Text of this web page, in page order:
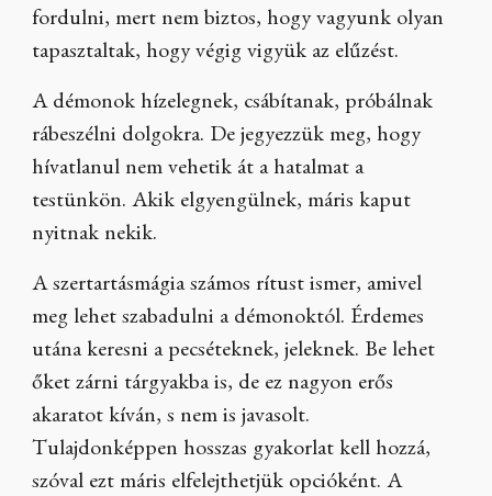
fordulni, mert nem biztos, hogy vagyunk olyan
tapasztaltak, hogy végig vigyük az elűzést.
A démonok hízelegnek, csábítanak, próbálnak
rábeszélni dolgokra. De jegyezzük meg, hogy
hívatlanul nem vehetik át a hatalmat a
testünkön. Akik elgyengülnek, máris kaput
nyitnak nekik.
A szertartásmágia számos rítust ismer, amivel
meg lehet szabadulni a démonoktól. Érdemes
utána keresni a pecséteknek, jeleknek. Be lehet
őket zárni tárgyakba is, de ez nagyon erős
akaratot kíván, s nem is javasolt.
Tulajdonképpen hosszas gyakorlat kell hozzá,
szóval ezt máris elfelejthetjük opcióként. A